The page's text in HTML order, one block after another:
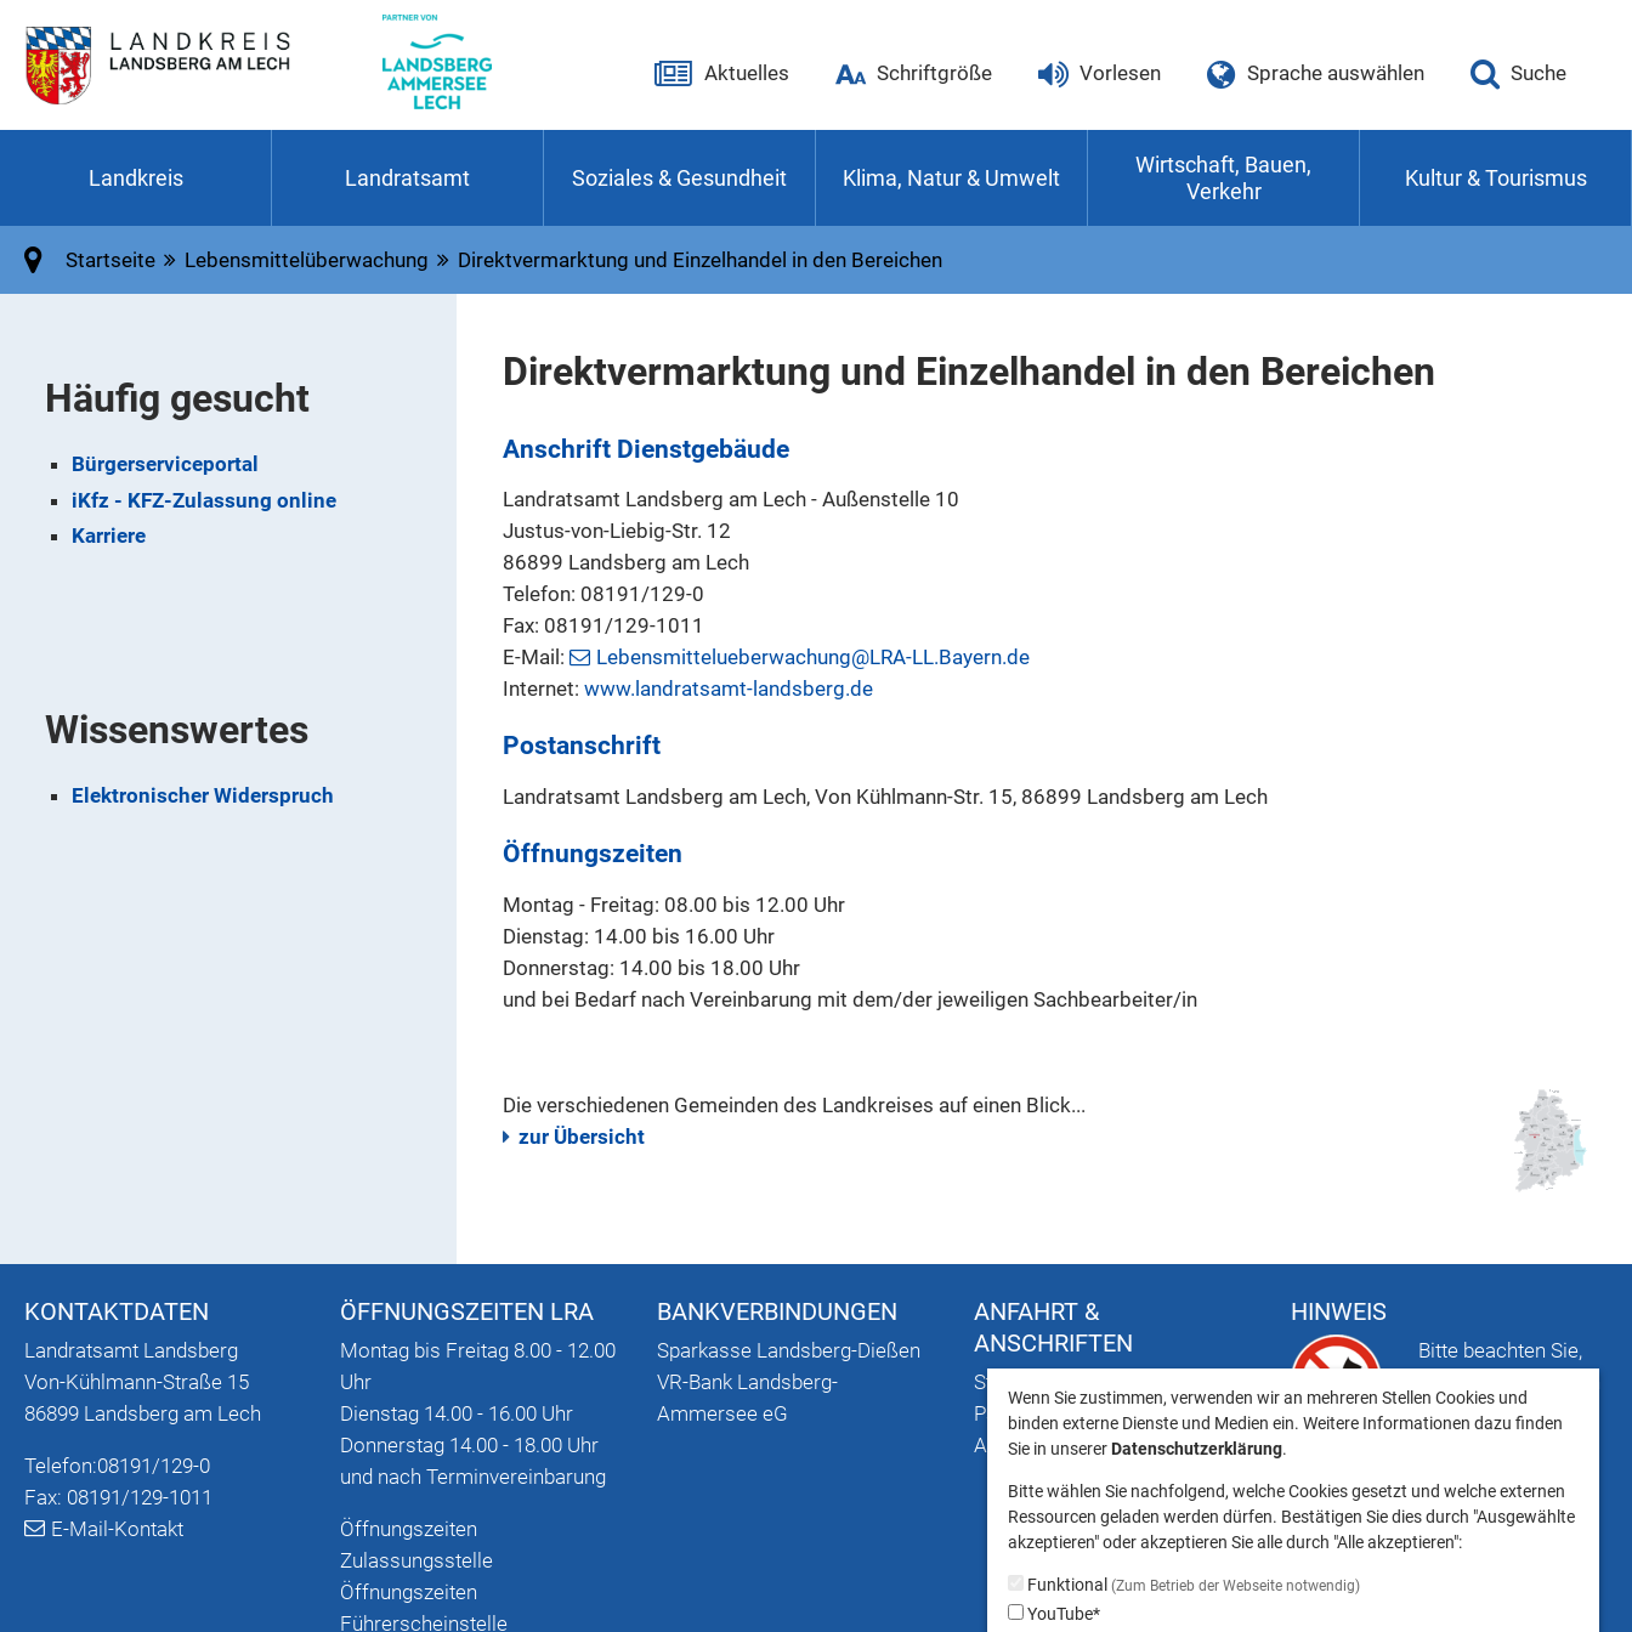
Aktuelles Schriftgröße Vorlesen Sprache auswählen Suche
Landkreis Landratsamt Soziales & Gesundheit Klima, Natur & Umwelt
Wirtschaft, Bauen,
Verkehr
Kultur & Tourismus
Startseite Lebensmittelüberwachung Direktvermarktung und Einzelhandel in den Bereichen
Direktvermarktung und Einzelhandel in den Bereichen
Anschrift Dienstgebäude
Landratsamt Landsberg am Lech - Außenstelle 10
Justus-von-Liebig-Str. 12
86899 Landsberg am Lech
Telefon: 08191/129-0
Fax: 08191/129-1011
E-Mail:
Lebensmittelueberwachung@LRA-LL.Bayern.de
Internet: www.landratsamt-landsberg.de
Postanschrift
Landratsamt Landsberg am Lech, Von Kühlmann-Str. 15, 86899 Landsberg am Lech
Öffnungszeiten
Montag - Freitag: 08.00 bis 12.00 Uhr
Dienstag: 14.00 bis 16.00 Uhr
Donnerstag: 14.00 bis 18.00 Uhr
und bei Bedarf nach Vereinbarung mit dem/der jeweiligen Sachbearbeiter/in
Die verschiedenen Gemeinden des Landkreises auf einen Blick...
zur Übersicht
Häufig gesucht
Bürgerserviceportal
iKfz - KFZ-Zulassung online
Karriere
Wissenswertes
Elektronischer Widerspruch
KONTAKTDATEN
Landratsamt Landsberg
Von-Kühlmann-Straße 15
86899 Landsberg am Lech
Telefon:08191/129-0
Fax: 08191/129-1011
E-Mail-Kontakt
ÖFFNUNGSZEITEN LRA
Montag bis Freitag 8.00 - 12.00
Uhr
Dienstag 14.00 - 16.00 Uhr
Donnerstag 14.00 - 18.00 Uhr
und nach Terminvereinbarung
Öffnungszeiten
Zulassungsstelle
Öffnungszeiten
Führerscheinstelle
BANKVERBINDUNGEN
Sparkasse Landsberg-Dießen
VR-Bank Landsberg-
Ammersee eG
ANFAHRT &
ANSCHRIFTEN
Stadtplan mit
Parkmöglichkeiten
Anschriften
HINWEIS
Bitte beachten Sie,
von Tieren ins
gestattet ist.
Wenn Sie zustimmen, verwenden wir an mehreren Stellen Cookies und
binden externe Dienste und Medien ein. Weitere Informationen dazu finden
Sie in unserer Datenschutzerklärung.
Bitte wählen Sie nachfolgend, welche Cookies gesetzt und welche externen
Ressourcen geladen werden dürfen. Bestätigen Sie dies durch "Ausgewählte
akzeptieren" oder akzeptieren Sie alle durch "Alle akzeptieren":
Funktional (Zum Betrieb der Webseite notwendig)
YouTube*